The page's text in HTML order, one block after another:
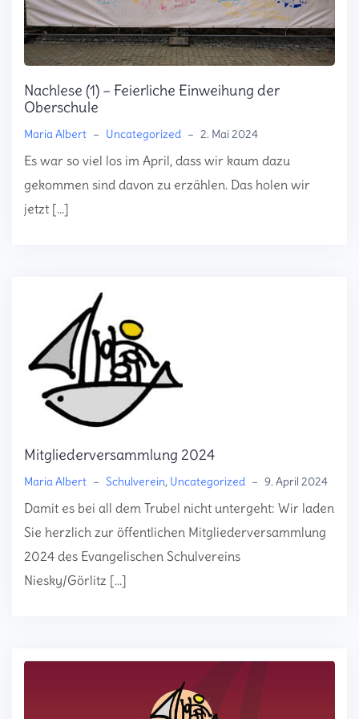
Nachlese (1) – Feierliche Einweihung der
Oberschule
Maria Albert – Uncategorized – 2. Mai 2024
Es war so viel los im April, dass wir kaum dazu
gekommen sind davon zu erzählen. Das holen wir
jetzt […]
Mitgliederversammlung 2024
Maria Albert – Schulverein, Uncategorized – 9. April 2024
Damit es bei all dem Trubel nicht untergeht: Wir laden
Sie herzlich zur öffentlichen Mitgliederversammlung
2024 des Evangelischen Schulvereins
Niesky/Görlitz […]